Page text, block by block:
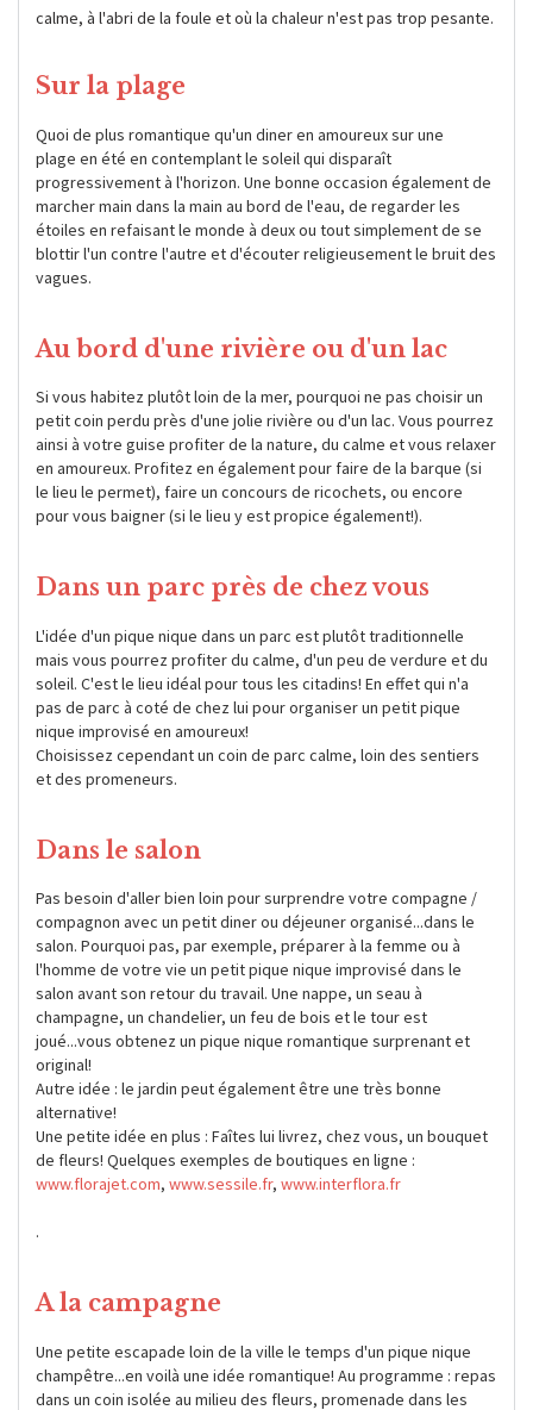
calme, à l'abri de la foule et où la chaleur n'est pas trop pesante.
Sur la plage
Quoi de plus romantique qu'un diner en amoureux sur une
plage en été en contemplant le soleil qui disparaît
progressivement à l'horizon. Une bonne occasion également de
marcher main dans la main au bord de l'eau, de regarder les
étoiles en refaisant le monde à deux ou tout simplement de se
blottir l'un contre l'autre et d'écouter religieusement le bruit des
vagues.
Au bord d'une rivière ou d'un lac
Si vous habitez plutôt loin de la mer, pourquoi ne pas choisir un
petit coin perdu près d'une jolie rivière ou d'un lac. Vous pourrez
ainsi à votre guise profiter de la nature, du calme et vous relaxer
en amoureux. Profitez en également pour faire de la barque (si
le lieu le permet), faire un concours de ricochets, ou encore
pour vous baigner (si le lieu y est propice également!).
Dans un parc près de chez vous
L'idée d'un pique nique dans un parc est plutôt traditionnelle
mais vous pourrez profiter du calme, d'un peu de verdure et du
soleil. C'est le lieu idéal pour tous les citadins! En effet qui n'a
pas de parc à coté de chez lui pour organiser un petit pique
nique improvisé en amoureux!
Choisissez cependant un coin de parc calme, loin des sentiers
et des promeneurs.
Dans le salon
Pas besoin d'aller bien loin pour surprendre votre compagne /
compagnon avec un petit diner ou déjeuner organisé...dans le
salon. Pourquoi pas, par exemple, préparer à la femme ou à
l'homme de votre vie un petit pique nique improvisé dans le
salon avant son retour du travail. Une nappe, un seau à
champagne, un chandelier, un feu de bois et le tour est
joué...vous obtenez un pique nique romantique surprenant et
original!
Autre idée : le jardin peut également être une très bonne
alternative!
Une petite idée en plus : Faîtes lui livrez, chez vous, un bouquet
de fleurs! Quelques exemples de boutiques en ligne :
www.florajet.com, www.sessile.fr, www.interflora.fr
.
A la campagne
Une petite escapade loin de la ville le temps d'un pique nique
champêtre...en voilà une idée romantique! Au programme : repas
dans un coin isolée au milieu des fleurs, promenade dans les